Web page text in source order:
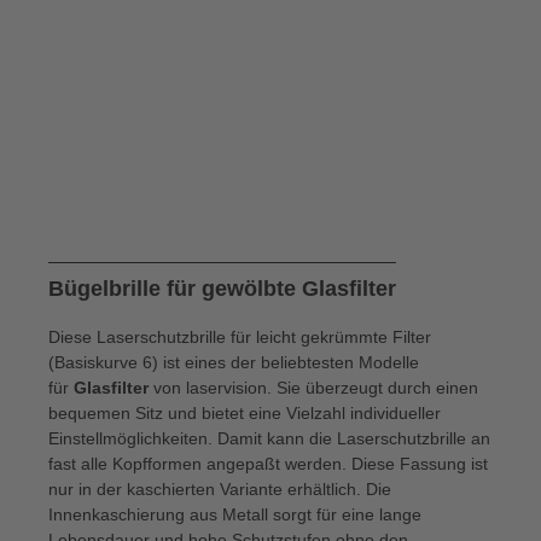
Bügelbrille für gewölbte Glasfilter
Diese Laserschutzbrille für leicht gekrümmte Filter
(Basiskurve 6) ist eines der beliebtesten Modelle
für Glasfilter von laservision. Sie überzeugt durch einen
bequemen Sitz und bietet eine Vielzahl individueller
Einstellmöglichkeiten. Damit kann die Laserschutzbrille an
fast alle Kopfformen angepaßt werden. Diese Fassung ist
nur in der kaschierten Variante erhältlich. Die
Innenkaschierung aus Metall sorgt für eine lange